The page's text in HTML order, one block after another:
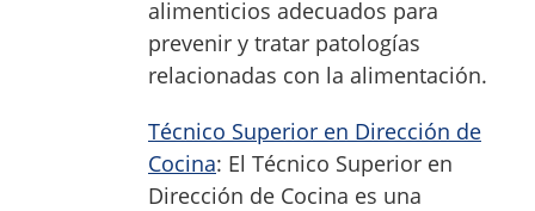
alimenticios adecuados para
prevenir y tratar patologías
relacionadas con la alimentación.
Técnico Superior en Dirección de
Cocina: El Técnico Superior en
Dirección de Cocina es una